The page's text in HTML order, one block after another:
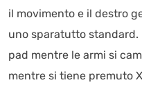
il movimento e il destro
uno sparatutto standard.
pad mentre le armi si
mentre si tiene premuto